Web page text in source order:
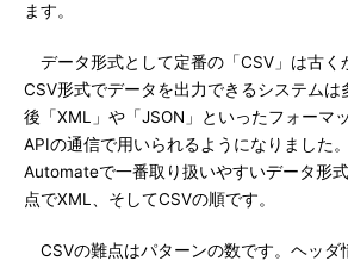
ます。
データ形式として定番の「CSV」は古く
CSV形式でデータを出力できるシステムは
後「XML」や「JSON」といったフォーマ
APIの通信で用いられるようになりました
Automateで一番取り扱いやすいデータ形
点でXML、そしてCSVの順です。
CSVの難点はパターンの数です。ヘッダ